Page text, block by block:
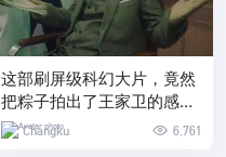
这部刷屏级科幻大片，竟然
把粽子拍出了王家卫的感
觉？！
Changku 6,761